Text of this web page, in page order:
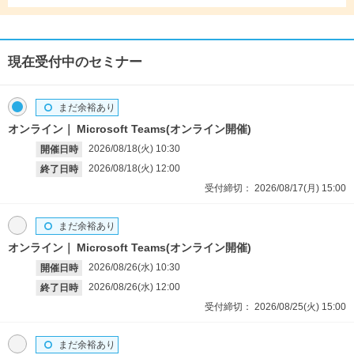
現在受付中のセミナー
オンライン Microsoft Teams(オンライン開催)
開催日時 2026/08/18(火) 10:30
終了日時
2026/08/18(火) 12:00
まだ余裕あり
受付締切： 2026/08/17(月) 15:00
オンライン Microsoft Teams(オンライン開催)
開催日時 2026/08/26(水) 10:30
終了日時
2026/08/26(水) 12:00
まだ余裕あり
受付締切： 2026/08/25(火) 15:00
まだ余裕あり